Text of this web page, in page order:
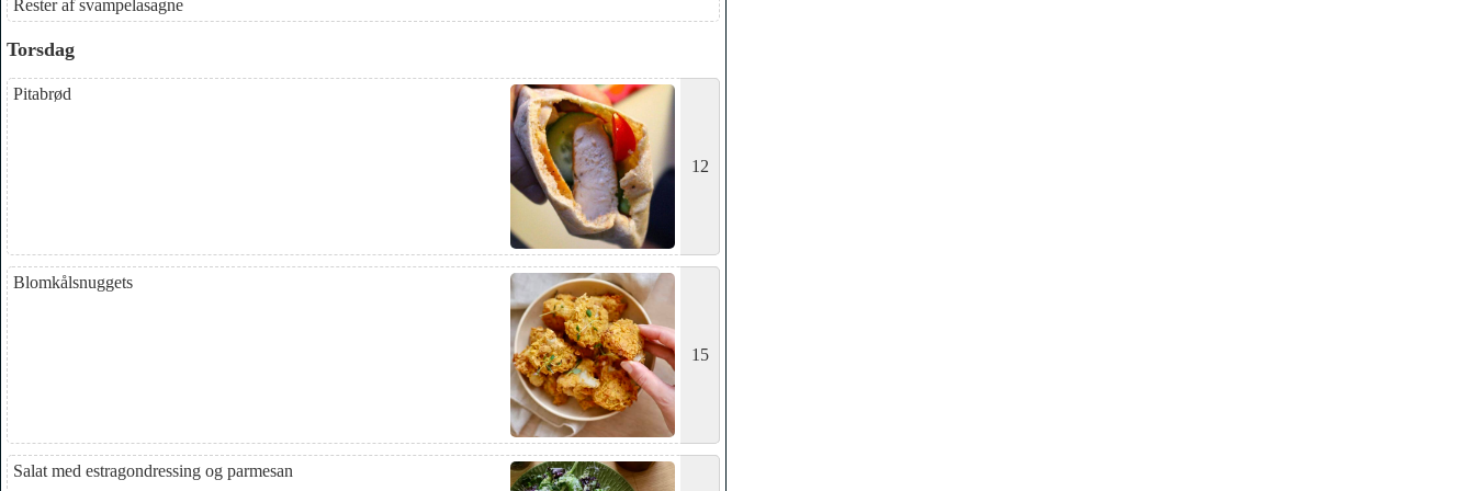
Rester af svampelasagne
Torsdag
Pitabrød
12
Blomkålsnuggets
15
Salat med estragondressing og parmesan